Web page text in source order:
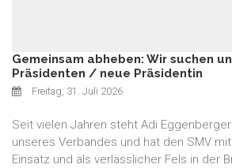
Gemeinsam abheben: Wir suchen
Präsidenten / neue Präsidentin
Freitag, 31. Juli 2026
Seit vielen Jahren steht Adi
unseres Verbandes und hat den SMV
Einsatz und als verlässlicher Fels in der